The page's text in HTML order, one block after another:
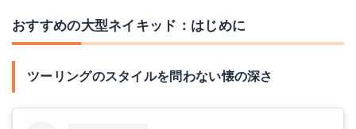
おすすめの大型ネイキッド：はじめに
ツーリングのスタイルを問わない懐の深さ